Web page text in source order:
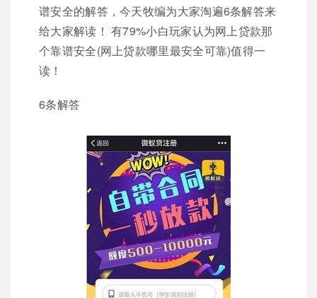
谱安全的解答，今天牧编为大家淘遍6条解答来
给大家解读！ 有79%小白玩家认为网上贷款那
个靠谱安全(网上贷款哪里最安全可靠)值得一
读！
6条解答